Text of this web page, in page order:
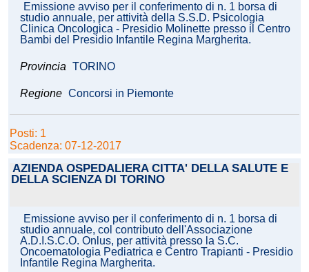
Emissione avviso per il conferimento di n. 1 borsa di
studio annuale, per attività della S.S.D. Psicologia
Clinica Oncologica - Presidio Molinette presso il Centro
Bambi del Presidio Infantile Regina Margherita.
Provincia TORINO
Regione Concorsi in Piemonte
Posti: 1
Scadenza: 07-12-2017
AZIENDA OSPEDALIERA CITTA' DELLA SALUTE E
DELLA SCIENZA DI TORINO
Emissione avviso per il conferimento di n. 1 borsa di
studio annuale, col contributo dell'Associazione
A.D.I.S.C.O. Onlus, per attività presso la S.C.
Oncoematologia Pediatrica e Centro Trapianti - Presidio
Infantile Regina Margherita.